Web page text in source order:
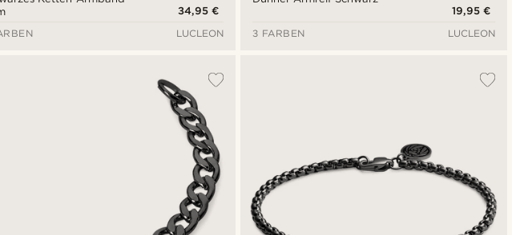
34,95 €
LUCLEON
19,95 €
3 FARBEN
LUCLEON